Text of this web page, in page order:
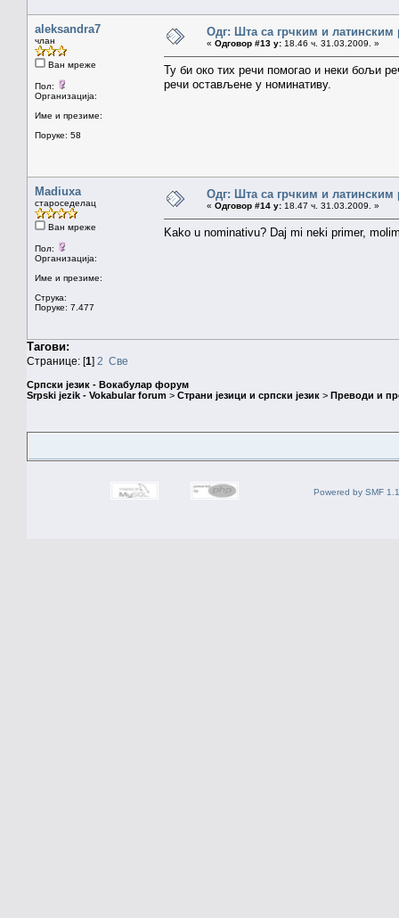
aleksandra7
члан
Ван мреже
Пол:
Организација:
Име и презиме:
Поруке: 58
Одг: Шта са грчким и
« Одговор #13 у: 18.46 ч. 31.03.2009. »
Ту би око тих речи помогао и неки бољи
речи остављене у номинативу.
Madiuxa
староседелац
Ван мреже
Пол:
Организација:
Име и презиме:
Струка:
Поруке: 7.477
Одг: Шта са грчким и
« Одговор #14 у: 18.47 ч. 31.03.2009. »
Kako u nominativu? Daj mi neki primer,
Тагови:
Странице: [1] 2 Све
Српски језик - Вокабулар форум
Srpski jezik - Vokabular forum > Страни језици и српски језик > Преводи и
Powered by SMF